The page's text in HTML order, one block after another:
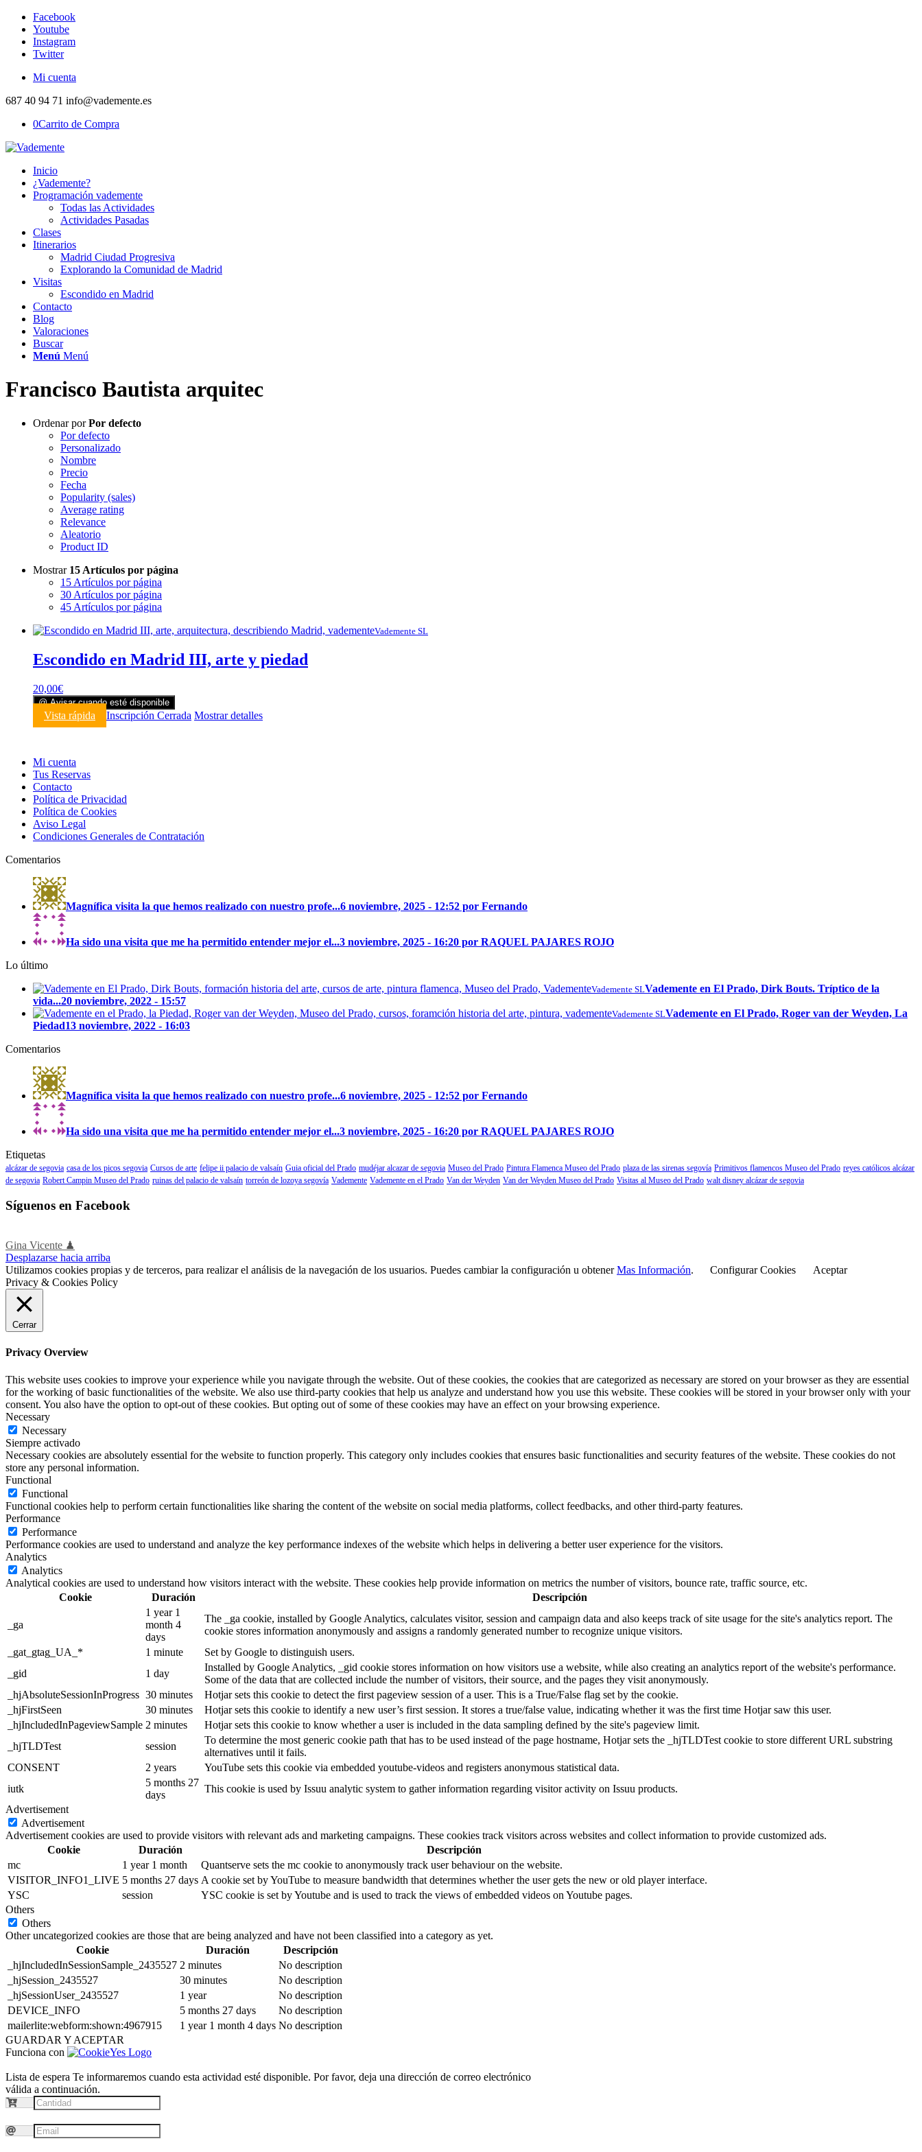
Facebook
Youtube
Instagram
Twitter
Mi cuenta
687 40 94 71 info@vademente.es
0Carrito de Compra
Inicio
¿Vademente?
Programación vademente
Todas las Actividades
Actividades Pasadas
Clases
Itinerarios
Madrid Ciudad Progresiva
Explorando la Comunidad de Madrid
Visitas
Escondido en Madrid
Contacto
Blog
Valoraciones
Buscar
Menú Menú
Francisco Bautista arquitec
Ordenar porPor defecto
Por defecto
Personalizado
Nombre
Precio
Fecha
Popularity (sales)
Average rating
Relevance
Aleatorio
Product ID
Mostrar 15 Artículos por página
15 Artículos por página
30 Artículos por página
45 Artículos por página
Vademente SL
Escondido en Madrid III, arte y piedad
20,00€
@ Avisar cuando esté disponible
Vista rápida Inscripción Cerrada Mostrar detalles
Mi cuenta
Tus Reservas
Contacto
Política de Privacidad
Política de Cookies
Aviso Legal
Condiciones Generales de Contratación
Comentarios
Magnífica visita la que hemos realizado con nuestro profe...6 noviembre, 2025 - 12:52 por Fernando
Ha sido una visita que me ha permitido entender mejor el...3 noviembre, 2025 - 16:20 por RAQUEL PAJARES ROJO
Lo último
Vademente SLVademente en El Prado, Dirk Bouts. Tríptico de la
vida...20 noviembre, 2022 - 15:57
Vademente SLVademente en El Prado, Roger van der Weyden, La
Piedad13 noviembre, 2022 - 16:03
Comentarios
Magnífica visita la que hemos realizado con nuestro profe...6 noviembre, 2025 - 12:52 por Fernando
Ha sido una visita que me ha permitido entender mejor el...3 noviembre, 2025 - 16:20 por RAQUEL PAJARES ROJO
Etiquetas
alcázar de segovia casa de los picos segovia Cursos de arte felipe ii palacio de valsaín Guia oficial del Prado mudéjar alcazar de segovia Museo del Prado Pintura Flamenca Museo del Prado plaza de las sirenas segovía Primitivos flamencos Museo del Prado reyes católicos alcázar
de segovia Robert Campin Museo del Prado ruinas del palacio de valsaín torreón de lozoya segovía Vademente Vademente en el Prado Van der Weyden Van der Weyden Museo del Prado Visitas al Museo del Prado walt disney alcázar de segovia
Síguenos en Facebook
Gina Vicente ♟
Desplazarse hacia arriba
Utilizamos cookies propias y de terceros, para realizar el análisis de la navegación de los usuarios. Puedes cambiar la configuración u obtenerMas Información. Configurar Cookies
Aceptar
Privacy & Cookies Policy
Cerrar
Privacy Overview
This website uses cookies to improve your experience while you navigate through the website. Out of these cookies, the cookies that are categorized as necessary are stored on your browser as they are essential
for the working of basic functionalities of the website. We also use third-party cookies that help us analyze and understand how you use this website. These cookies will be stored in your browser only with your
consent. You also have the option to opt-out of these cookies. But opting out of some of these cookies may have an effect on your browsing experience.
Necessary
Necessary
Siempre activado
Necessary cookies are absolutely essential for the website to function properly. This category only includes cookies that ensures basic functionalities and security features of the website. These cookies do not
store any personal information.
Functional
Functional
Functional cookies help to perform certain functionalities like sharing the content of the website on social media platforms, collect feedbacks, and other third-party features.
Performance
Performance
Performance cookies are used to understand and analyze the key performance indexes of the website which helps in delivering a better user experience for the visitors.
Analytics
Analytics
Analytical cookies are used to understand how visitors interact with the website. These cookies help provide information on metrics the number of visitors, bounce rate, traffic source, etc.
Cookie
Duración Descripción
_ga
1 year 1
month 4
days
The _ga cookie, installed by Google Analytics, calculates visitor, session and campaign data and also keeps track of site usage for the site's analytics report. The
cookie stores information anonymously and assigns a randomly generated number to recognize unique visitors.
_gat_gtag_UA_*
1 minute
Set by Google to distinguish users.
_gid
1 day
Installed by Google Analytics, _gid cookie stores information on how visitors use a website, while also creating an analytics report of the website's performance.
Some of the data that are collected include the number of visitors, their source, and the pages they visit anonymously.
_hjAbsoluteSessionInProgress 30 minutes
Hotjar sets this cookie to detect the first pageview session of a user. This is a True/False flag set by the cookie.
_hjFirstSeen
30 minutes
Hotjar sets this cookie to identify a new user’s first session. It stores a true/false value, indicating whether it was the first time Hotjar saw this user.
_hjIncludedInPageviewSample 2 minutes
Hotjar sets this cookie to know whether a user is included in the data sampling defined by the site's pageview limit.
_hjTLDTest
session
To determine the most generic cookie path that has to be used instead of the page hostname, Hotjar sets the _hjTLDTest cookie to store different URL substring
alternatives until it fails.
CONSENT
2 years
YouTube sets this cookie via embedded youtube-videos and registers anonymous statistical data.
iutk
5 months 27
days
This cookie is used by Issuu analytic system to gather information regarding visitor activity on Issuu products.
Advertisement
Advertisement
Advertisement cookies are used to provide visitors with relevant ads and marketing campaigns. These cookies track visitors across websites and collect information to provide customized ads.
Cookie
Duración
Descripción
mc
1 year 1 month
Quantserve sets the mc cookie to anonymously track user behaviour on the website.
VISITOR_INFO1_LIVE 5 months 27 days A cookie set by YouTube to measure bandwidth that determines whether the user gets the new or old player interface.
YSC
session
YSC cookie is set by Youtube and is used to track the views of embedded videos on Youtube pages.
Others
Others
Other uncategorized cookies are those that are being analyzed and have not been classified into a category as yet.
Cookie
Duración
Descripción
_hjIncludedInSessionSample_2435527 2 minutes
No description
_hjSession_2435527
30 minutes
No description
_hjSessionUser_2435527
1 year
No description
DEVICE_INFO
5 months 27 days
No description
mailerlite:webform:shown:4967915
1 year 1 month 4 days No description
GUARDAR Y ACEPTAR
Funciona con
Lista de espera Te informaremos cuando esta actividad esté disponible. Por favor, deja una dirección de correo electrónico
válida a continuación.